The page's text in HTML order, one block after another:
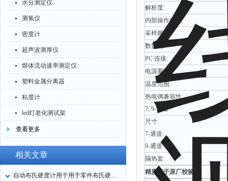
水分测定仪
测氢仪
密度计
超声波测厚仪
熔体流动速率测定仪
塑料金属分离器
粘度计
led灯老化测试架
查看更多
相关文章
自动布氏硬度计用于用于零件布氏硬度值的自动
解析度:
内部操作温度:
采样频率:
数据点:
PC 连接:
电源要求:
温度范围:
热电偶兼容性:
7, 9-通道:
尺寸:
7-通道:
9-通道:
隔热套:
精度基于原厂校验.